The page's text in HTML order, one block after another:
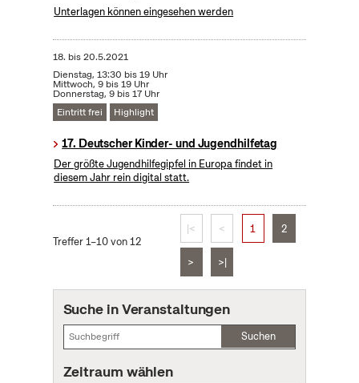
Unterlagen können eingesehen werden
18. bis20.5.2021
Dienstag, 13:30 bis 19 Uhr
Mittwoch, 9 bis 19 Uhr
Donnerstag, 9 bis 17 Uhr
Eintritt frei
Highlight
17. Deutscher Kinder- und Jugendhilfetag
Der größte Jugendhilfegipfel in Europa findet in
diesem Jahr rein digital statt.
Treffer 1–10 von 12
|< < 1 2
> >|
Suche in Veranstaltungen
Suchen
Zeitraum wählen